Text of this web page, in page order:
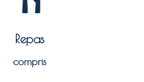
Repas
compris